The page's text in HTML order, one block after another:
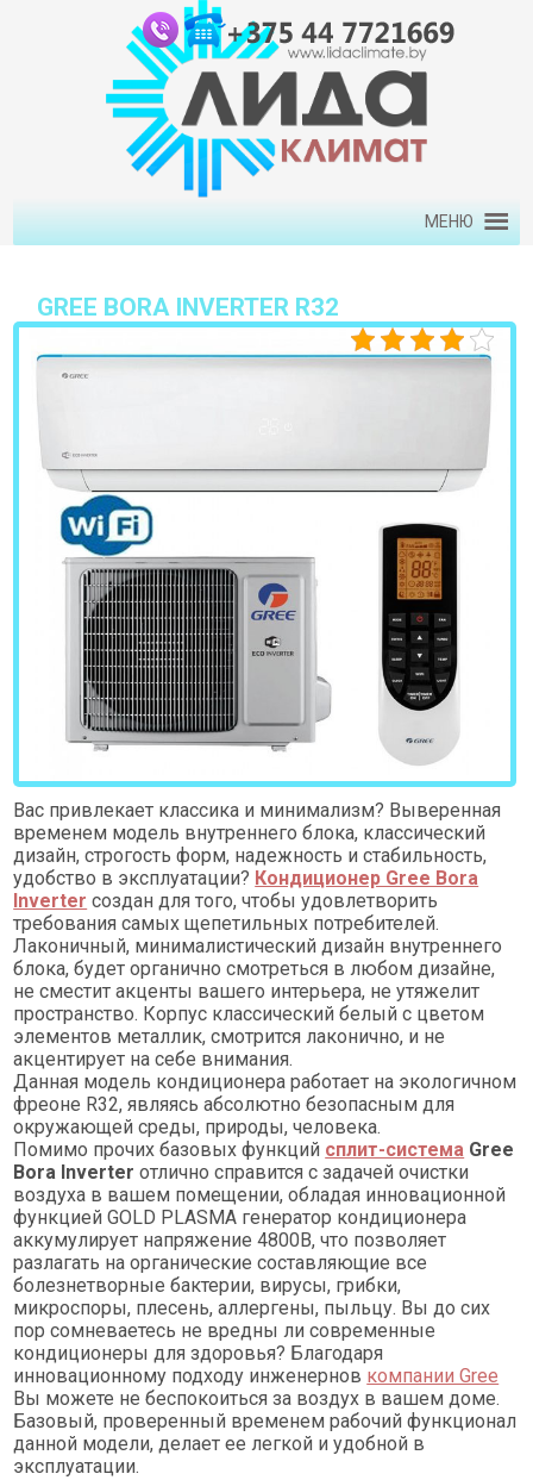
МЕНЮ
GREE BORA INVERTER R32
Вас привлекает классика и минимализм? Выверенная
временем модель внутреннего блока, классический
дизайн, строгость форм, надежность и стабильность,
удобство в эксплуатации? Кондиционер Gree Bora
Inverter создан для того, чтобы удовлетворить
требования самых щепетильных потребителей.
Лаконичный, минималистический дизайн внутреннего
блока, будет органично смотреться в любом дизайне,
не сместит акценты вашего интерьера, не утяжелит
пространство. Корпус классический белый с цветом
элементов металлик, смотрится лаконично, и не
акцентирует на себе внимания.
Данная модель кондиционера работает на экологичном
фреоне R32, являясь абсолютно безопасным для
окружающей среды, природы, человека.
Помимо прочих базовых функций сплит-система Gree
Bora Inverter отлично справится с задачей очистки
воздуха в вашем помещении, обладая инновационной
функцией GOLD PLASMA генератор кондиционера
аккумулирует напряжение 4800В, что позволяет
разлагать на органические составляющие все
болезнетворные бактерии, вирусы, грибки,
микроспоры, плесень, аллергены, пыльцу. Вы до сих
пор сомневаетесь не вредны ли современные
кондиционеры для здоровья? Благодаря
инновационному подходу инженернов компании Gree
Вы можете не беспокоиться за воздух в вашем доме.
Базовый, проверенный временем рабочий функционал
данной модели, делает ее легкой и удобной в
эксплуатации.